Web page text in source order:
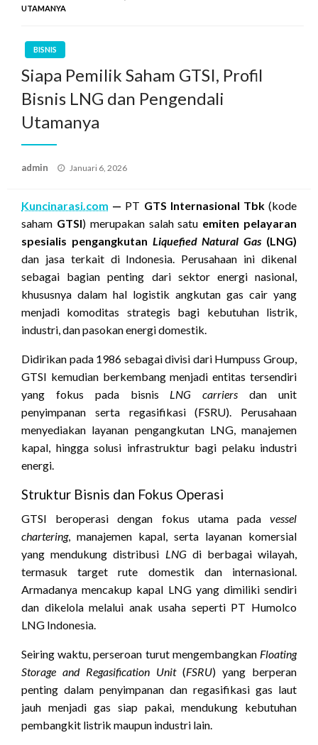
UTAMANYA
BISNIS
Siapa Pemilik Saham GTSI, Profil
Bisnis LNG dan Pengendali
Utamanya
admin
Posted
Januari 6, 2026
Kuncinarasi.com — PT GTS Internasional Tbk(kode
saham GTSI) merupakan salah satu emiten pelayaran
spesialis pengangkutan Liquefied Natural Gas (LNG)
dan jasa terkait di Indonesia. Perusahaan ini dikenal
sebagai bagian penting dari sektor energi nasional,
khususnya dalam hal logistik angkutan gas cair yang
menjadi komoditas strategis bagi kebutuhan listrik,
industri, dan pasokan energi domestik.
Didirikan pada 1986 sebagai divisi dari Humpuss Group,
GTSI kemudian berkembang menjadi entitas tersendiri
yang fokus pada bisnis LNG carriers dan unit
penyimpanan serta regasifikasi (FSRU). Perusahaan
menyediakan layanan pengangkutan LNG, manajemen
kapal, hingga solusi infrastruktur bagi pelaku industri
energi.
Struktur Bisnis dan Fokus Operasi
GTSI beroperasi dengan fokus utama pada vessel
chartering, manajemen kapal, serta layanan komersial
yang mendukung distribusi LNGdi berbagai wilayah,
termasuk target rute domestik dan internasional.
Armadanya mencakup kapal LNG yang dimiliki sendiri
dan dikelola melalui anak usaha seperti PT Humolco
LNG Indonesia.
Seiring waktu, perseroan turut mengembangkan Floating
Storage and Regasification Unit(FSRU) yang berperan
penting dalam penyimpanan dan regasifikasi gas laut
jauh menjadi gas siap pakai, mendukung kebutuhan
pembangkit listrik maupun industri lain.